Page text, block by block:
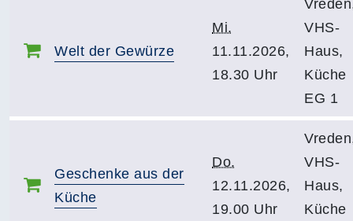
Welt der Gewürze
Mi.
11.11.2026,
18.30 Uhr
VHS-
Haus,
Küche
EG 1
Geschenke aus der
Küche
Do.
12.11.2026,
19.00 Uhr
VHS-
Haus,
Küche